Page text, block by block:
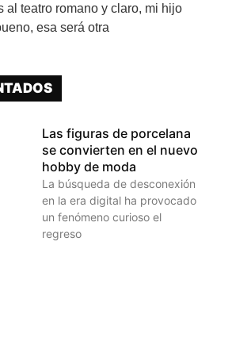
al teatro romano y claro, mi hijo
esa será otra
Las figuras de porcelana
se convierten en el nuevo
hobby de moda
La búsqueda de desconexión
en la era digital ha provocado
un fenómeno curioso el
regreso